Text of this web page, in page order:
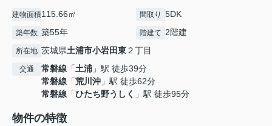
建物面積115.66㎡ 間取り 5DK
築年数 築55年 階建て 2階建
所在地 茨城県土浦市小岩田東２丁目
交通 常磐線 「土浦 」駅 徒歩39分
常磐線 「荒川沖 」駅 徒歩62分
常磐線 「ひたち野うしく 」駅 徒歩95分
物件の特徴